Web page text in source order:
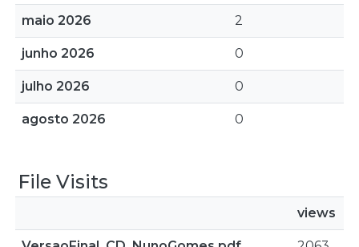
maio 2026 2
junho 2026 0
julho 2026 0
agosto 2026 0
File Visits
views